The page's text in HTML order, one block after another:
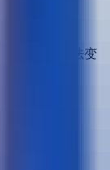
— 让复杂想法变